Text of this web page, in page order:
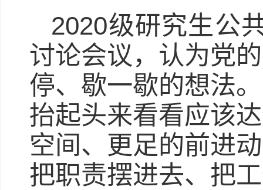
2020级研究生公
讨论会议，认为党
停、歇一歇的想法
抬起头来看看应该
空间、更足的前进
把职责摆进去、把